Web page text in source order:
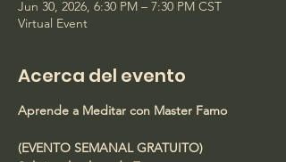
Jun 30, 2026, 6:30 PM – 7:30 PM CST
Virtual Event
Acerca del evento
Aprende a Meditar con Master Famo
(EVENTO SEMANAL GRATUITO)